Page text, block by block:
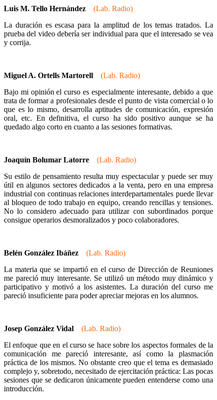
Luis M. Tello Hernández
(Lab. Radio)
La duración es escasa para la amplitud de los temas tratados. La
prueba del video debería ser individual para que el interesado se vea
y corrija.
Miguel A. Ortells Martorell
(Lab. Radio)
Bajo mi opinión el curso es especialmente interesante, debido a que
trata de formar a profesionales desde el punto de vista comercial o lo
que es lo mismo, desarrolla aptitudes de comunicación, expresión
oral, etc. En definitiva, el curso ha sido positivo aunque se ha
quedado algo corto en cuanto a las sesiones formativas.
Joaquín Bolumar Latorre
(Lab. Radio)
Su estilo de pensamiento resulta muy espectacular y puede ser muy
útil en algunos sectores dedicados a la venta, pero en una empresa
industrial con continuas relaciones interdepartamentales puede llevar
al bloqueo de todo trabajo en equipo, creando rencillas y tensiones.
No lo considero adecuado para utilizar con subordinados porque
consigue operarios desmoralizados y poco colaboradores.
Belén González Ibáñez
(Lab. Radio)
La materia que se impartió en el curso de Dirección de Reuniones
me pareció muy interesante. Se utilizó un método muy dinámico y
participativo y motivó a los asistentes. La duración del curso me
pareció insuficiente para poder apreciar mejoras en los alumnos.
Josep González Vidal
(Lab. Radio)
El enfoque que en el curso se hace sobre los aspectos formales de la
comunicación me pareció interesante, así como la plasmación
práctica de los mismos. No obstante creo que el tema es demasiado
complejo y, sobretodo, necesitado de ejercitación práctica: Las pocas
sesiones que se dedicaron únicamente pueden entenderse como una
introducción.